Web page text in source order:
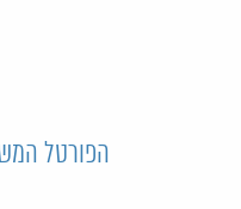
הפורטל